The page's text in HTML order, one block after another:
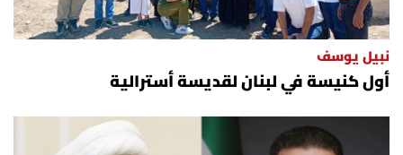
نبيل يوسف
أول كنيسة في لبنان لقديسة أسترالية